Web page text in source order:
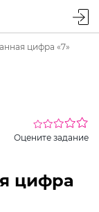
цифра «7»
Оцените задание
цифра